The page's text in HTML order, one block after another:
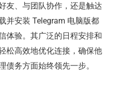
友、与团队协作，还是触达
并安装 Telegram 电脑版都
体验。其广泛的日程安排和
松高效地优化连接，确保他
债务方面始终领先一步。